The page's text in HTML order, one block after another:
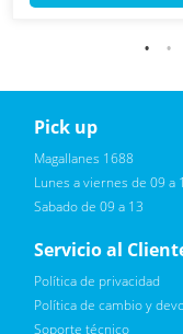
Reciba
Pick up
Magallanes 1688
Lunes a viernes de 09 a
Sabado de 09 a 13
Servicio al
Política de privacidad
Política de cambio y
Soporte técnico